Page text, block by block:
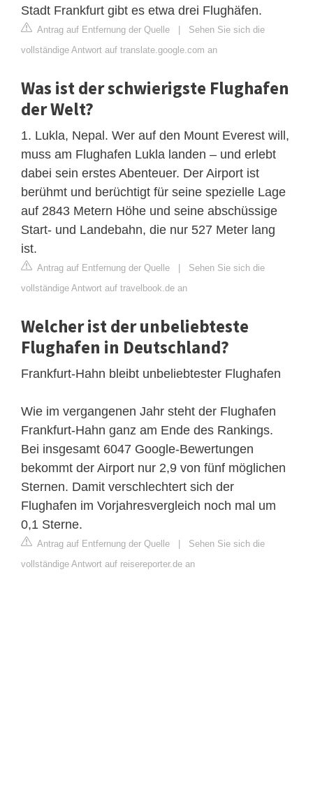
Stadt Frankfurt gibt es etwa drei Flughäfen.
Antrag auf Entfernung der Quelle | Sehen Sie sich die
vollständige Antwort auf translate.google.com an
Was ist der schwierigste Flughafen
der Welt?
1. Lukla, Nepal. Wer auf den Mount Everest will,
muss am Flughafen Lukla landen – und erlebt
dabei sein erstes Abenteuer. Der Airport ist
berühmt und berüchtigt für seine spezielle Lage
auf 2843 Metern Höhe und seine abschüssige
Start- und Landebahn, die nur 527 Meter lang
ist.
Antrag auf Entfernung der Quelle | Sehen Sie sich die
vollständige Antwort auf travelbook.de an
Welcher ist der unbeliebteste
Flughafen in Deutschland?
Frankfurt-Hahn bleibt unbeliebtester Flughafen
Wie im vergangenen Jahr steht der Flughafen
Frankfurt-Hahn ganz am Ende des Rankings.
Bei insgesamt 6047 Google-Bewertungen
bekommt der Airport nur 2,9 von fünf möglichen
Sternen. Damit verschlechtert sich der
Flughafen im Vorjahresvergleich noch mal um
0,1 Sterne.
Antrag auf Entfernung der Quelle | Sehen Sie sich die
vollständige Antwort auf reisereporter.de an